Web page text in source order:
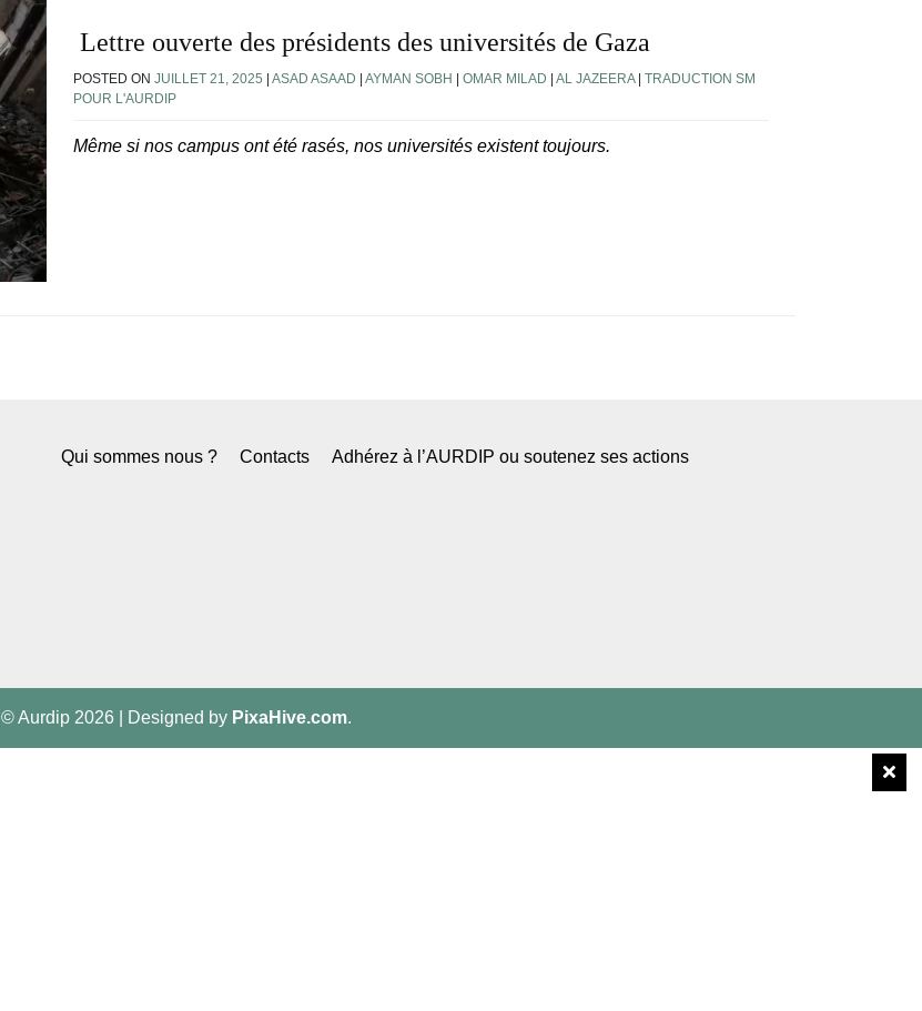
Lettre ouverte des présidents des universités de Gaza
POSTED ON JUILLET 21, 2025 ASAD ASAAD AYMAN SOBH OMAR MILAD AL JAZEERA| TRADUCTION SM
POUR L'AURDIP
Même si nos campus ont été rasés, nos universités existent toujours.
Qui sommes nous ? Contacts Adhérez à l’AURDIP ou soutenez ses actions
© Aurdip 2026 Designed by PixaHive.com.